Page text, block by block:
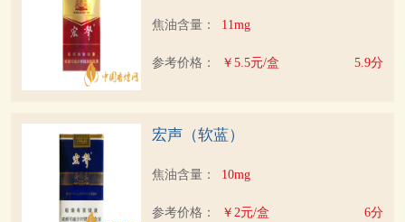
焦油含量： 11mg
参考价格： ￥5.5元/盒 5.9分
宏声（软蓝）
焦油含量： 10mg
参考价格： ￥2元/盒 6分